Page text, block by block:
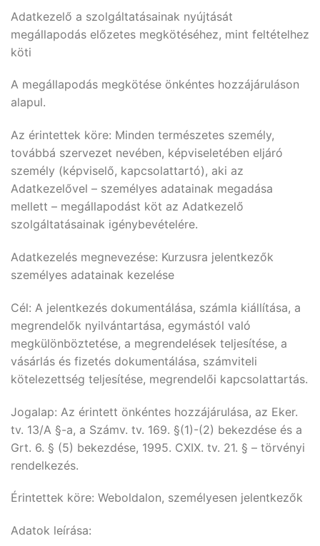
Adatkezelő a szolgáltatásainak nyújtását
megállapodás előzetes megkötéséhez, mint feltételhez
köti
A megállapodás megkötése önkéntes hozzájáruláson
alapul.
Az érintettek köre: Minden természetes személy,
továbbá szervezet nevében, képviseletében eljáró
személy (képviselő, kapcsolattartó), aki az
Adatkezelővel – személyes adatainak megadása
mellett – megállapodást köt az Adatkezelő
szolgáltatásainak igénybevételére.
Adatkezelés megnevezése: Kurzusra jelentkezők
személyes adatainak kezelése
Cél: A jelentkezés dokumentálása, számla kiállítása, a
megrendelők nyilvántartása, egymástól való
megkülönböztetése, a megrendelések teljesítése, a
vásárlás és fizetés dokumentálása, számviteli
kötelezettség teljesítése, megrendelői kapcsolattartás.
Jogalap: Az érintett önkéntes hozzájárulása, az Eker.
tv. 13/A §-a, a Számv. tv. 169. §(1)-(2) bekezdése és a
Grt. 6. § (5) bekezdése, 1995. CXIX. tv. 21. § – törvényi
rendelkezés.
Érintettek köre: Weboldalon, személyesen jelentkezők
Adatok leírása: